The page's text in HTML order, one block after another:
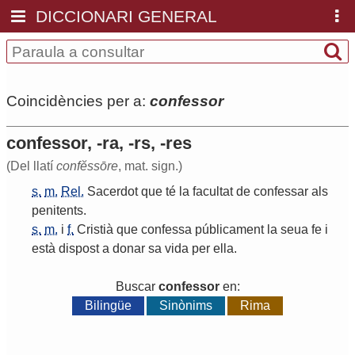
DICCIONARI GENERAL
Coincidències per a: confessor
confessor, -ra, -rs, -res
(Del llatí confĕssōre, mat. sign.)
s. m. Rel. Sacerdot que té la facultat de confessar als
penitents.
s. m. i f. Cristià que confessa públicament la seua fe i
està dispost a donar sa vida per ella.
Buscar confessoren:
Bilingüe
Sinònims Rima